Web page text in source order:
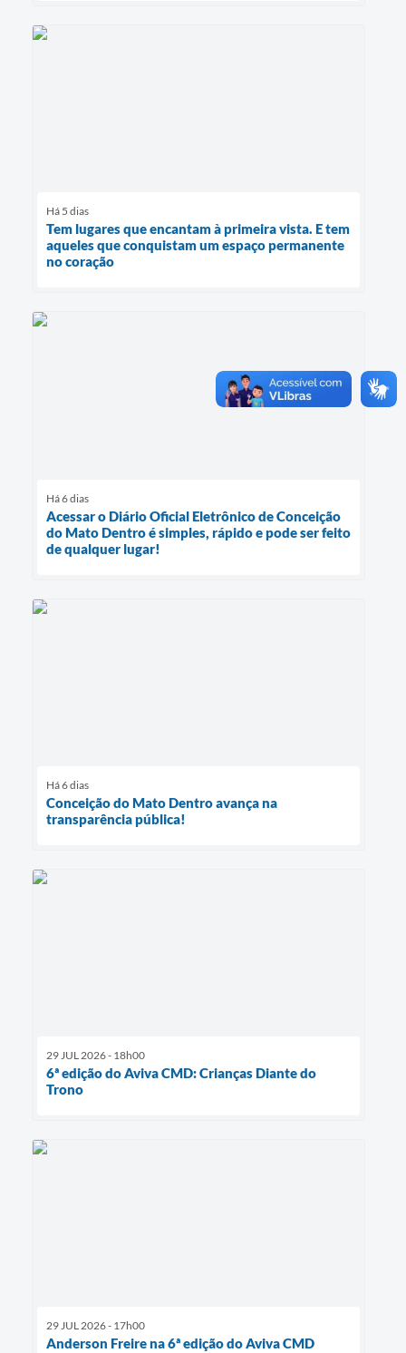
Há 5 dias
Tem lugares que encantam à primeira vista. E tem
aqueles que conquistam um espaço permanente
no coração
Há 6 dias
Acessar o Diário Oficial Eletrônico de Conceição
do Mato Dentro é simples, rápido e pode ser feito
de qualquer lugar!
Há 6 dias
Conceição do Mato Dentro avança na
transparência pública!
29 JUL 2026 - 18h00
6ª edição do Aviva CMD: Crianças Diante do
Trono
29 JUL 2026 - 17h00
Anderson Freire na 6ª edição do Aviva CMD